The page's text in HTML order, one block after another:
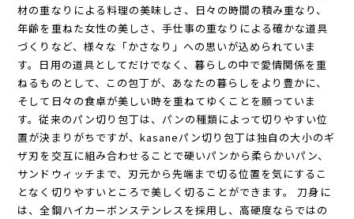
材の重なりによる料理の美味しさ、日々の時間の積み重なり、
年齢を重ねた女性の美しさ、手仕事の重なりによる確かな道具
づくりなど、様々な「かさなり」への思いが込められていま
す。日用の道具としてだけでなく、暮らしの中で愛情関係を重
ねるものとして、この包丁が、あなたの暮らしをより豊かに、
そして日々の食卓が美しい時を重ねてゆくことを願っていま
す。従来のパン切り包丁は、パンの種類によって切りやすい位
置が決まりがちですが、kasaneパン切り包丁は独自の大小のギ
ザ刃を交互に組み合わせることで硬いパンから柔らかいパン、
サンドウィッチまで、刃元から先端まで切る位置を気にするこ
となく切りやすいところで美しく切ることができます。 刀身に
は、全鋼ハイカーボンステンレスを採用し、高硬度ならではの